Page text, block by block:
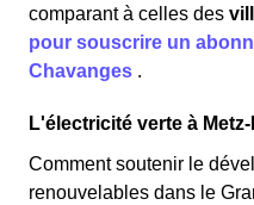
comparant à celles des
pour souscrire un
Chavanges .
L'électricité verte à
Comment soutenir le
renouvelables dans le